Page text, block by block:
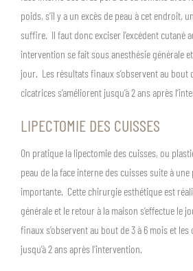
poids, s’il y a un excès de peau à cet endroit,
suffire. Il faut donc exciser l’excédent cutané
intervention se fait sous anesthésie générale
jour. Les résultats finaux s’observent au bout
cicatrices s’améliorent jusqu’à 2 ans après
LIPECTOMIE DES CUISSES
On pratique la lipectomie des cuisses, ou
peau de la face interne des cuisses suite à
importante. Cette chirurgie esthétique est
générale et le retour à la maison s’effectue le
finaux s’observent au bout de 3 à 6 mois et les
jusqu’à 2 ans après l’intervention.